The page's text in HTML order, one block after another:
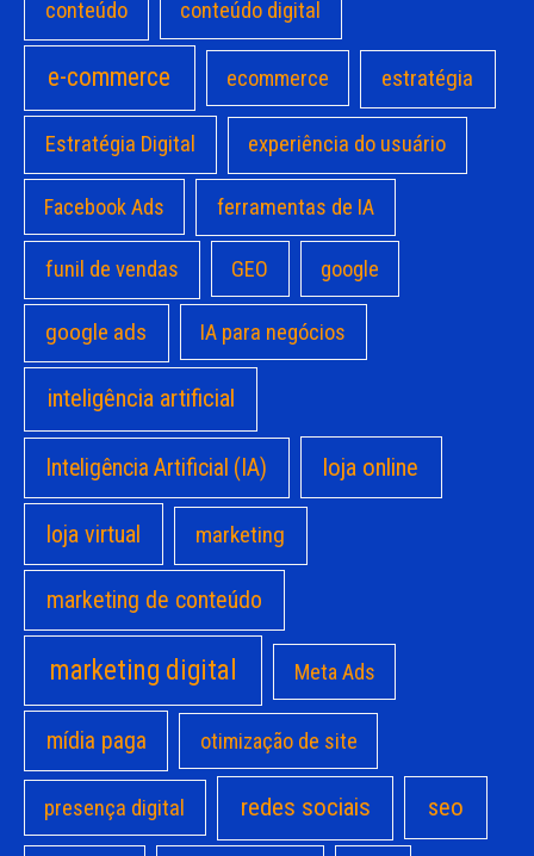
conteúdo conteúdo digital
e-commerce ecommerce estratégia
Estratégia Digital experiência do usuário
Facebook Ads ferramentas de IA
funil de vendas GEO google
google ads IA para negócios
inteligência artificial
Inteligência Artificial (IA) loja online
loja virtual marketing
marketing de conteúdo
marketing digital Meta Ads
mídia paga otimização de site
presença digital redes sociais seo